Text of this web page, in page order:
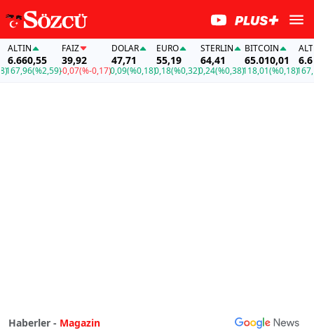
(%2,59)
FAİZ
39,92
-0,07(%-0,17)
DOLAR
47,71
0,09(%0,18)
EURO
55,19
0,18(%0,32)
STERLIN
64,41
0,24(%0,38)
BITCOIN
65.010,01
118,01(%0,18)
ALTIN
167,96
Haberler - Magazin